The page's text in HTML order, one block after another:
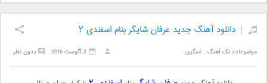
دانلود آهنگ جدید عرفان شایگر بنام اسفندی ۲
موضوعات:تک آهنگ ,غمگین بدون نظر 2 آگوست 2016